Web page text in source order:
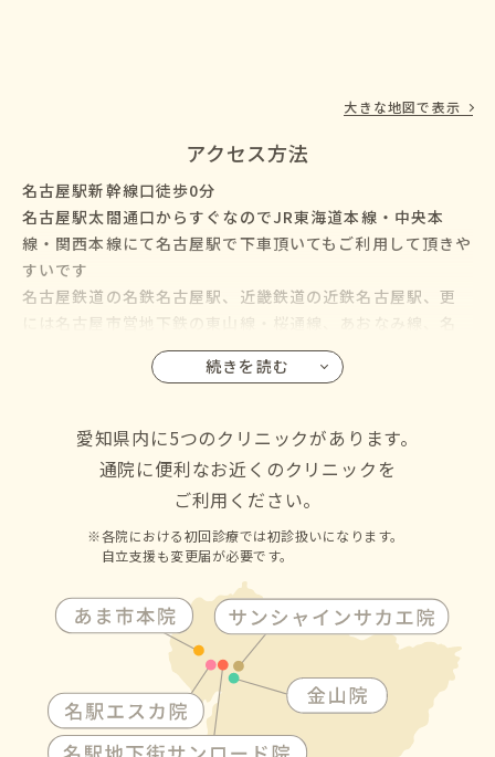
大きな地図で表示
アクセス方法
名古屋駅新幹線口徒歩0分
名古屋駅太閤通口からすぐなのでJR東海道本線・中央本
線・関西本線にて名古屋駅で下車頂いてもご利用して頂きや
すいです
名古屋鉄道の名鉄名古屋駅、近畿鉄道の近鉄名古屋駅、更
には名古屋市営地下鉄の東山線・桜通線、あおなみ線、名
鉄バス・名古屋市営バスも名古屋駅に乗り入れているので、
名古屋市の千種区・東区・北区・西区・中村区・中区・昭
区・名東区・天白区にお住いの方からも通院して頂けます
続きを読む
愛知県内に5つのクリニックがあります。
通院に便利なお近くのクリニックを
ご利用ください。
各院における初回診療では初診扱いになります。
自立支援も変更届が必要です。